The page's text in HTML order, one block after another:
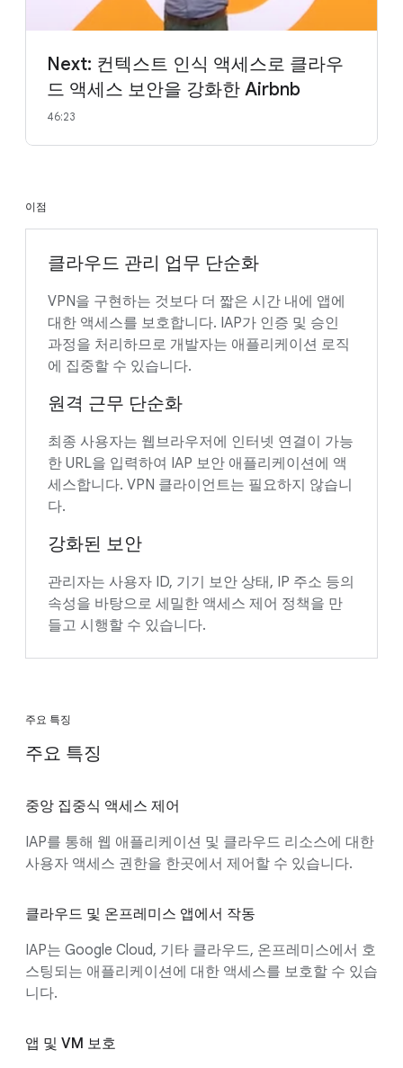
Next: 컨텍스트 인식 액세스로 클라우
드 액세스 보안을 강화한 Airbnb
46:23
이점
클라우드 관리 업무 단순화
VPN을 구현하는 것보다 더 짧은 시간 내에 앱에
대한 액세스를 보호합니다. IAP가 인증 및 승인
과정을 처리하므로 개발자는 애플리케이션 로직
에 집중할 수 있습니다.
원격 근무 단순화
최종 사용자는 웹브라우저에 인터넷 연결이 가능
한 URL을 입력하여 IAP 보안 애플리케이션에 액
세스합니다. VPN 클라이언트는 필요하지 않습니
다.
강화된 보안
관리자는 사용자 ID, 기기 보안 상태, IP 주소 등의
속성을 바탕으로 세밀한 액세스 제어 정책을 만
들고 시행할 수 있습니다.
주요 특징
주요 특징
중앙 집중식 액세스 제어
IAP를 통해 웹 애플리케이션 및 클라우드 리소스에 대한
사용자 액세스 권한을 한곳에서 제어할 수 있습니다.
클라우드 및 온프레미스 앱에서 작동
IAP는 Google Cloud, 기타 클라우드, 온프레미스에서 호
스팅되는 애플리케이션에 대한 액세스를 보호할 수 있습
니다.
앱 및 VM 보호